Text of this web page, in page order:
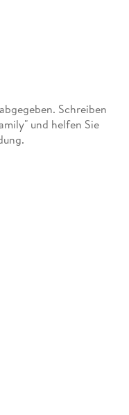
Schreiben
und helfen Sie